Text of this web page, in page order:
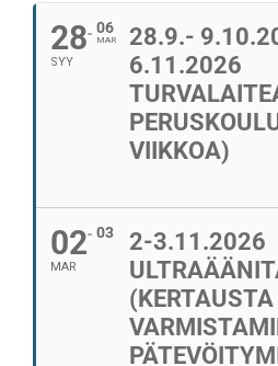
28
SYY
06
MAR
28.9.-
6.11.2026
VIIKKOA)
02
MAR
03
2-3.11.2026